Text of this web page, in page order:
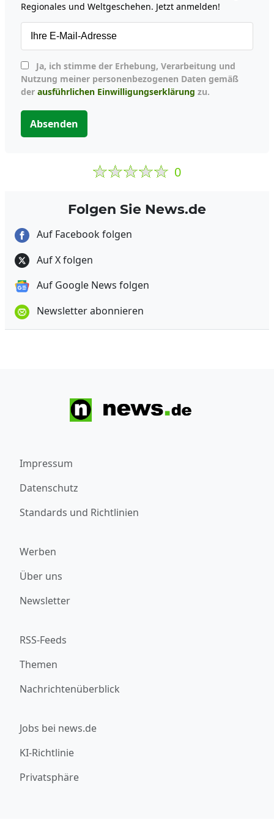
Regionales und Weltgeschehen. Jetzt anmelden!
Nutzung meiner personenbezogenen Daten gemäß
der ausführlichen Einwilligungserklärung zu.
Absenden
0
Folgen Sie News.de
Auf Facebook folgen
Auf X folgen
Auf Google News folgen
Newsletter abonnieren
Impressum
Datenschutz
Standards und Richtlinien
Werben
Über uns
Newsletter
RSS-Feeds
Themen
Nachrichtenüberblick
Jobs bei news.de
KI-Richtlinie
Privatsphäre